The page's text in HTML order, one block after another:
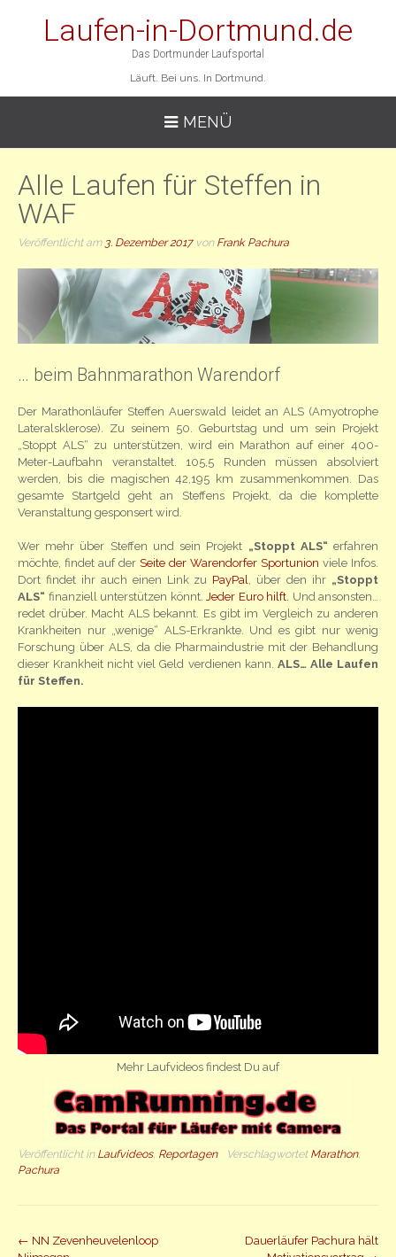
Laufen-in-Dortmund.de
Das Dortmunder Laufsportal
Läuft. Bei uns. In Dortmund.
MENÜ
Alle Laufen für Steffen in
WAF
Veröffentlicht am 3. Dezember 2017von Frank Pachura
… beim Bahnmarathon Warendorf
Der Marathonläufer Steffen Auerswald leidet an ALS (Amyotrophe
Lateralsklerose). Zu seinem 50. Geburtstag und um sein Projekt
„Stoppt ALS“ zu unterstützen, wird ein Marathon auf einer 400-
Meter-Laufbahn veranstaltet. 105,5 Runden müssen absolviert
werden, bis die magischen 42,195 km zusammenkommen. Das
gesamte Startgeld geht an Steffens Projekt, da die komplette
Veranstaltung gesponsert wird.
Wer mehr über Steffen und sein Projekt „Stoppt ALS“ erfahren
möchte, findet auf der Seite der Warendorfer Sportunion viele Infos.
Dort findet ihr auch einen Link zu PayPal, über den ihr „Stoppt
ALS“ finanziell unterstützen könnt. Jeder Euro hilft. Und ansonsten…
redet drüber. Macht ALS bekannt. Es gibt im Vergleich zu anderen
Krankheiten nur „wenige“ ALS-Erkrankte. Und es gibt nur wenig
Forschung über ALS, da die Pharmaindustrie mit der Behandlung
dieser Krankheit nicht viel Geld verdienen kann. ALS… Alle Laufen
für Steffen.
Mehr Laufvideos findest Du auf
Veröffentlicht in Laufvideos, Reportagen Verschlagwortet Marathon,
Pachura
Beitrag
← NN Zevenheuvelenloop
Dauerläufer Pachura hält